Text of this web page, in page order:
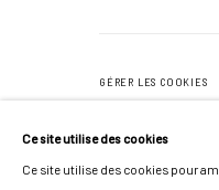
GÉRER LES COOKIES
Ce site utilise des cookies
Ce site utilise des cookies pour